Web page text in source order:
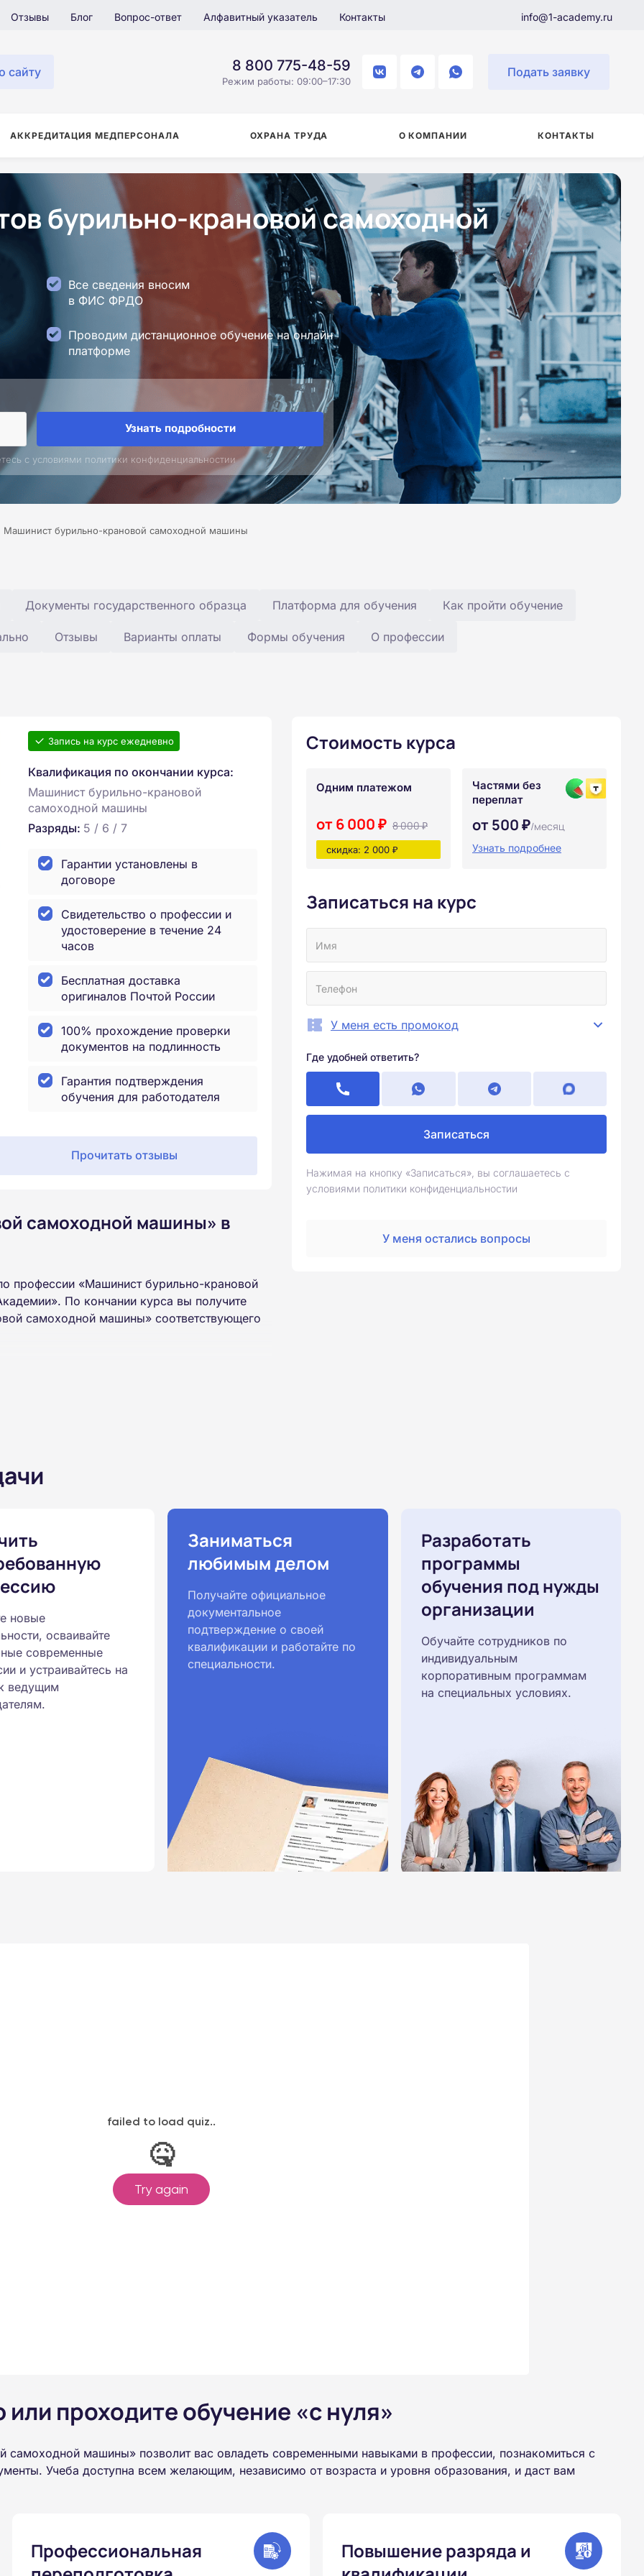
Отзывы Блог Вопрос-ответ Алфавитный указатель Контакты info@1-academy.ru
сайту 8 800 775-48-59
Режим работы: 09:00–17:30
Подать заявку
АККРЕДИТАЦИЯ МЕДПЕРСОНАЛА ОХРАНА ТРУДА О КОМПАНИИ КОНТАКТЫ
бурильно-крановой самоходной
Все сведения вносим
в ФИС ФРДО
Проводим дистанционное обучение на онлайн
платформе
Узнать подробности
с условиями политики конфиденциальностии
Машинист бурильно-крановой самоходной машины
Документы государственного образца Платформа для обучения Как пройти обучение
Отзывы Варианты оплаты Формы обучения О профессии
Запись на курс ежедневно
Квалификация по окончании курса:
Машинист бурильно-крановой
самоходной машины
Разряды: 5 / 6 / 7
Гарантии установлены в
договоре
Свидетельство о профессии и
удостоверение в течение 24
часов
Бесплатная доставка
оригиналов Почтой России
100% прохождение проверки
документов на подлинность
Гарантия подтверждения
обучения для работодателя
Прочитать отзывы
самоходной машины» в
профессии «Машинист бурильно-крановой
По кончании курса вы получите
самоходной машины» соответствующего
профессии высылаются в ваш адрес
на электронную почту в день
подтверждены
ведется по всем
Минпросвещения России от
государственными
образования.
принимаются
Стоимость курса
Одним платежом
от 6 000 ₽ 8 000 ₽
скидка: 2 000 ₽
Частями без
переплат
от 500 ₽/месяц
Узнать подробнее
Записаться на курс
У меня есть промокод
Где удобней ответить?
Записаться
Нажимая на кнопку «Записаться», вы соглашаетесь с
условиями политики конфиденциальностии
У меня остались вопросы
новые
осваивайте
современные
и устраивайтесь на
ведущим
Заниматься
любимым делом
Получайте официальное
документальное
подтверждение о своей
квалификации и работайте по
специальности.
Разработать
программы
обучения под нужды
организации
Обучайте сотрудников по
индивидуальным
корпоративным программам
на специальных условиях.
проходите обучение «с нуля»
машины» позволит вас овладеть современными навыками в профессии, познакомиться с
Учеба доступна всем желающим, независимо от возраста и уровня образования, и даст вам
Профессиональная
Повышение разряда и